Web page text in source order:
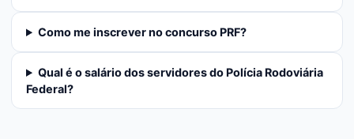
Como me inscrever no concurso PRF?
Qual é o salário dos servidores do Polícia Rodoviária
Federal?